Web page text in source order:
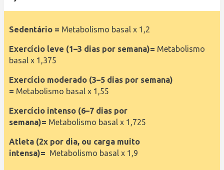
Sedentário = Metabolismo basal x 1,2
Exercício leve (1–3 dias por semana)= Metabolismo
basal x 1,375
Exercício moderado (3–5 dias por semana)
= Metabolismo basal x 1,55
Exercício intenso (6–7 dias por
semana)= Metabolismo basal x 1,725
Atleta (2x por dia, ou carga muito
intensa)= Metabolismo basal x 1,9